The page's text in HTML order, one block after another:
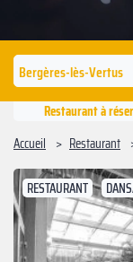
Restaurant à
Accueil
Restaurant
RESTAURANT